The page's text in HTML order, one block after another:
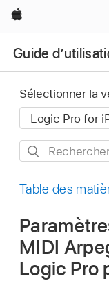
Apple
Guide
Sélectionner la
Rechercher
ce
Table des
MIDI
Logic Pro